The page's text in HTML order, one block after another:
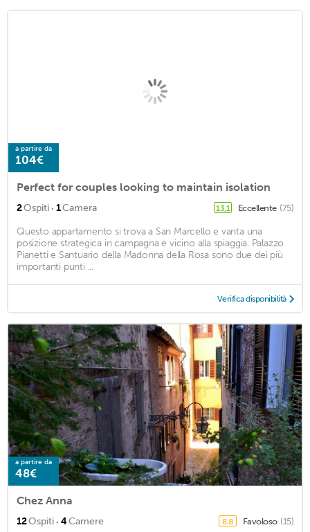
a partire da
104€
Perfect for couples looking to maintain isolation
2Ospiti · 1Camera 13,1 Eccellente (75)
Questo appartamento si trova a San Marcello e vanta una
posizione strategica in campagna e vicino alla spiaggia. Palazzo
Pianetti e Santuario della Madonna della Rosa sono due dei più
importanti punti ...
Verifica disponibilità
a partire da
48€
Chez Anna
12Ospiti · 4Camere 8,8 Favoloso (15)